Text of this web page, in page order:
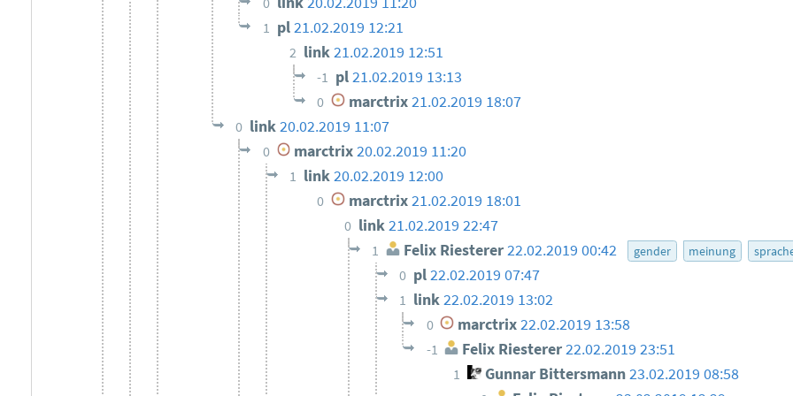
1 pl21.02.2019 12:21
2 link21.02.2019 12:51
-1 pl21.02.2019 13:13
0 marctrix21.02.2019 18:07
0 link20.02.2019 11:07
0 marctrix20.02.2019 11:20
1 link20.02.2019 12:00
0 marctrix21.02.2019 18:01
0 link21.02.2019 22:47
1 Felix Riesterer22.02.2019 00:42 gender meinung
0 pl22.02.2019 07:47
1 link22.02.2019 13:02
0 marctrix22.02.2019 13:58
-1 Felix Riesterer22.02.2019 23:51
1 Gunnar Bittersmann23.02.2019 08:58